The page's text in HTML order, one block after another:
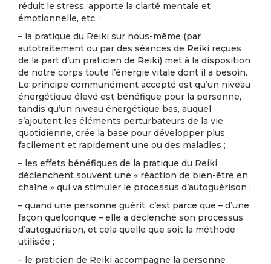
réduit le stress, apporte la clarté mentale et
émotionnelle, etc. ;
– la pratique du Reiki sur nous-même (par
autotraitement ou par des séances de Reiki reçues
de la part d’un praticien de Reiki) met à la disposition
de notre corps toute l’énergie vitale dont il a besoin.
Le principe communément accepté est qu’un niveau
énergétique élevé est bénéfique pour la personne,
tandis qu’un niveau énergétique bas, auquel
s’ajoutent les éléments perturbateurs de la vie
quotidienne, crée la base pour développer plus
facilement et rapidement une ou des maladies ;
– les effets bénéfiques de la pratique du Reiki
déclenchent souvent une « réaction de bien-être en
chaîne » qui va stimuler le processus d’autoguérison ;
– quand une personne guérit, c’est parce que – d’une
façon quelconque – elle a déclenché son processus
d’autoguérison, et cela quelle que soit la méthode
utilisée ;
– le praticien de Reiki accompagne la personne